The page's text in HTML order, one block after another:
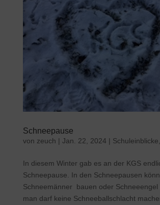
Schneepause
von zeuch | Jan. 22, 2024 | Schuleinblicke
In diesem Winter gab es an der KGS
Schneepause. In den Schneepausen
Schneemänner bauen oder Schneeengel
man darf keine Schneeballschlacht